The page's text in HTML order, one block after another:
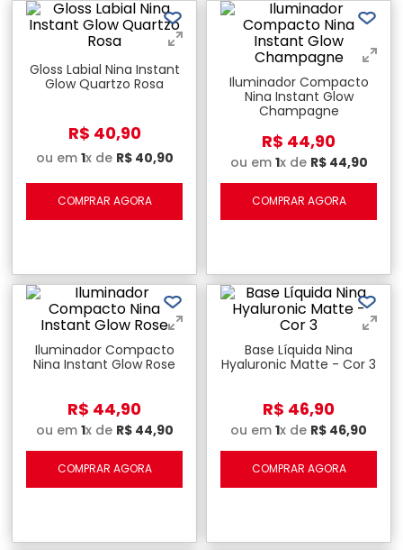
Gloss Labial Nina Instant
Glow Quartzo Rosa
R$ 40,90
ou em 1x de R$ 40,90
COMPRAR AGORA
Iluminador Compacto
Nina Instant Glow
Champagne
R$ 44,90
ou em 1x de R$ 44,90
COMPRAR AGORA
Iluminador Compacto
Nina Instant Glow Rose
R$ 44,90
ou em 1x de R$ 44,90
COMPRAR AGORA
Base Líquida Nina
Hyaluronic Matte - Cor 3
R$ 46,90
ou em 1x de R$ 46,90
COMPRAR AGORA